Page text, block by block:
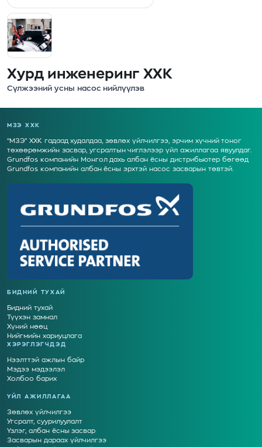
Хурд инженеринг ХХК
Сүлжээний усны насос нийлүүлэв
МЗЭ ХХК
“МЗЭ” ХХК гадаад худалдаа, зөвлөх үйлчилгээ, эрчим хүчний тоног
төхөөрөмжийн засвар, угсралтын чиглэлээр үйл ажиллагаа явуулдаг.
Grundfos компанийн Монгол дахь албан ёсны дистрибьютер бөгөөд
Grundfos компанийн албан ёсны эрхтэй насос засварын төвтэй.
БИДНИЙ ТУХАЙ
Бидний тухай
Түүхэн замнал
Хүний нөөц
Нийгмийн хариуцлага
ХЭРЭГЛЭГЧДЭД
Нээлттэй ажлын байр
Мэдээ мэдээлэл
Холбоо барих
ҮЙЛ АЖИЛЛАГАА
Зөвлөх үйлчилгээ
Угсралт, суурилуулалт
Үзлэг, албан ёсны засвар
Засварын дараах үйлчилгээ